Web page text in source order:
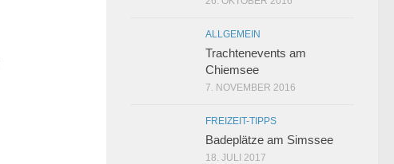
ALLGEMEIN
Trachtenevents am
Chiemsee
7. NOVEMBER 2016
FREIZEIT-TIPPS
Badeplätze am Simssee
18. JULI 2017